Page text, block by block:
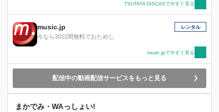
TSUTAYA DISCASで今すぐ見る
music.jp
今なら30日間無料でおためし
レンタル
music.jpで今すぐ見る
配信中の動画配信サービスをもっと見る
まかでみ・WAっしょい!